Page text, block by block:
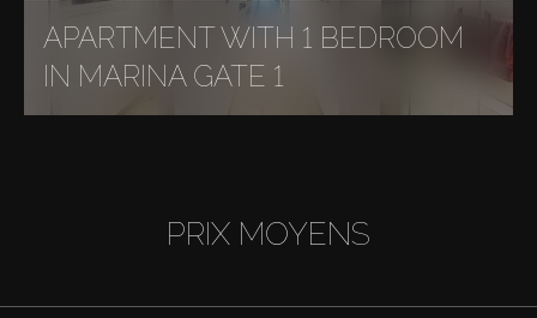
APARTMENT WITH 1 BEDROOM
IN MARINA GATE 1
PRIX MOYENS